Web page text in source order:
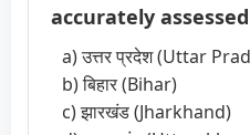
accurately
a) उत्तर प्रदेश (Uttar
b) बिहार (Bihar)
c) झारखंड (Jharkhand)